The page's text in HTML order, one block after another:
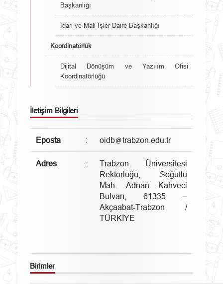
Başkanlığı
İdari ve Mali İşler Daire Başkanlığı
Koordinatörlük
Dijital Dönüşüm ve Yazılım Ofisi
Koordinatörlüğü
İletişim Bilgileri
Eposta : oidb trabzon.edu.tr
Adres :
Trabzon Üniversitesi
Rektörlüğü, Söğütlü
Mah. Adnan Kahveci
Bulvarı, 61335 –
Akçaabat-Trabzon /
TÜRKİYE
Birimler